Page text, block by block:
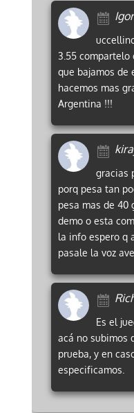
3.55 compartelo
que bajamos de
hacemos mas
Argentina !!!
gracias
porq pesa tan
pesa mas de 40
demo o esta
la info espero q
pasale la voz
Es el
acá no subimos
prueba, y en
especificamos.